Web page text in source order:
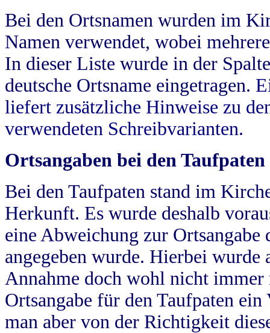
Bei den Ortsnamen wurden im
Namen verwendet, wobei
In dieser Liste wurde in der
deutsche Ortsname eingetragen.
liefert zusätzliche Hinweise zu
verwendeten Schreibvarianten.
Ortsangaben bei den Taufpaten
Bei den Taufpaten stand im
Herkunft. Es wurde deshalb
eine Abweichung zur
angegeben wurde. Hierbei wurde
Annahme doch wohl nicht
Ortsangabe für den Taufpaten
man aber von der Richtigkeit